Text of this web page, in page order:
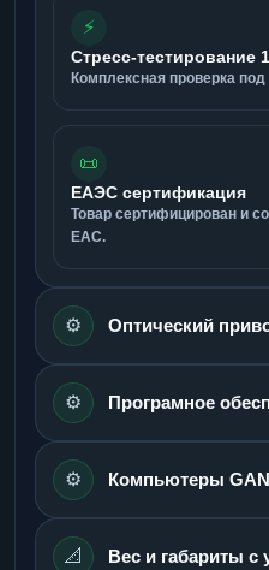
⚡
Стресс-тестирование
Комплексная проверка под
📜
ЕАЭС сертификация
Товар сертифицирован и
ЕАС.
⚙️ Оптический
⚙️ Програмное
⚙️ Компьютеры
📐 Вес и габариты с